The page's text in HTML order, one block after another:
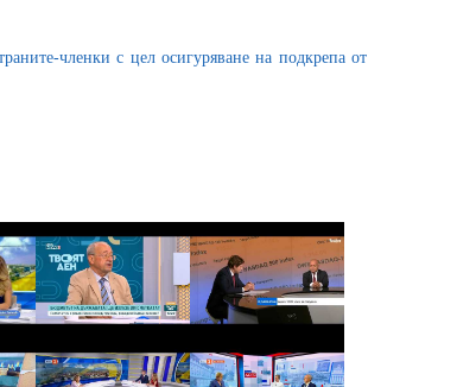
членки с цел осигуряване на подкрепа от